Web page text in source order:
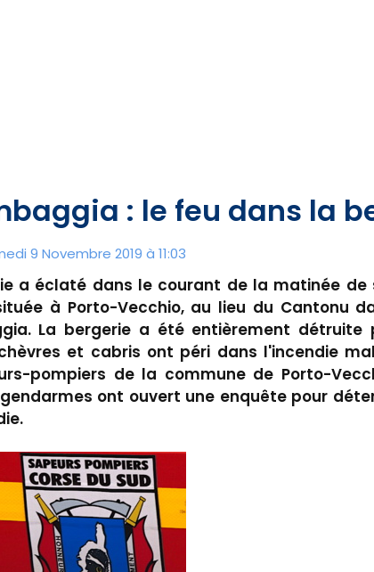
: le feu dans la
9 Novembre 2019 à 11:03
a éclaté dans le courant de la matinée de
à Porto-Vecchio, au lieu du Cantonu
La bergerie a été entièrement détruite
et cabris ont péri dans l'incendie
pompiers de la commune de Porto-
gendarmes ont ouvert une enquête pour